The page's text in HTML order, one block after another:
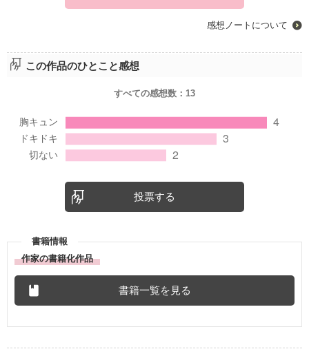
感想ノートについて
この作品のひとこと感想
すべての感想数： 13
投票する
書籍情報
作家の書籍化作品
書籍一覧を見る